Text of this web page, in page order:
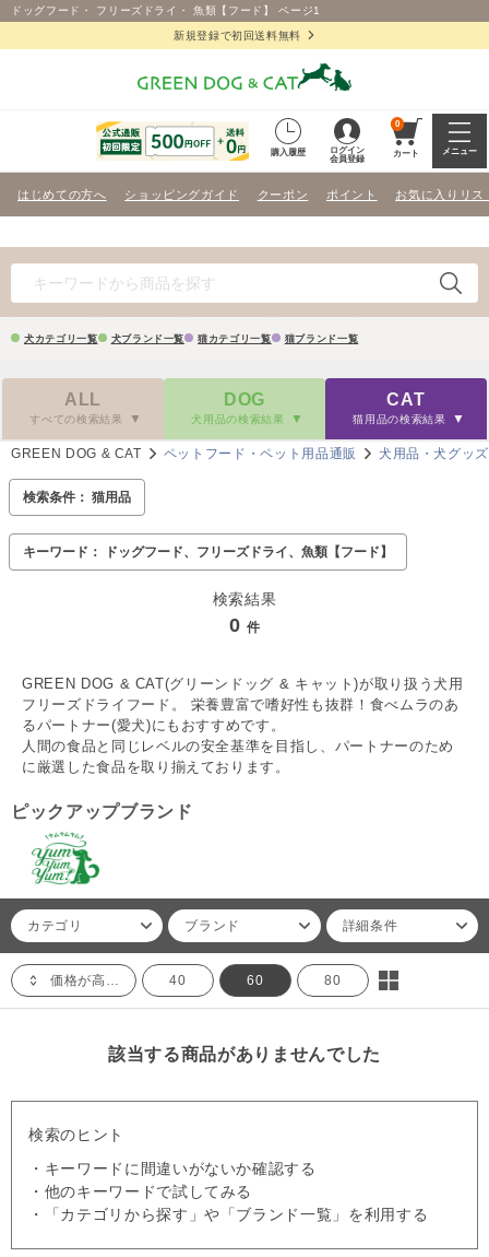
ドッグフード・ フリーズドライ・ 魚類【フード】 ページ1
新規登録で初回送料無料
購入履歴
ログイン
会員登録
0
カート メニュー
はじめての方へ ショッピングガイド クーポン ポイント お気に入りリス
犬カテゴリ一覧 犬ブランド一覧 猫カテゴリ一覧 猫ブランド一覧
ALL
すべての検索結果
DOG
犬用品の検索結果
CAT
猫用品の検索結果
GREEN DOG & CAT ペットフード・ペット用品通販 犬用品・犬グッズ
検索条件： 猫用品
キーワード： ドッグフード、フリーズドライ、魚類【フード】
検索結果
0 件
GREEN DOG & CAT(グリーンドッグ & キャット)が取り扱う犬用
フリーズドライフード。 栄養豊富で嗜好性も抜群！食べムラのあ
るパートナー(愛犬)にもおすすめです。
人間の食品と同じレベルの安全基準を目指し、パートナーのため
に厳選した食品を取り揃えております。
ピックアップブランド
カテゴリ ブランド 詳細条件
価格が高い順 40 60 80
該当する商品がありませんでした
検索のヒント
・キーワードに間違いがないか確認する
・他のキーワードで試してみる
・「カテゴリから探す」や「ブランド一覧」を利用する